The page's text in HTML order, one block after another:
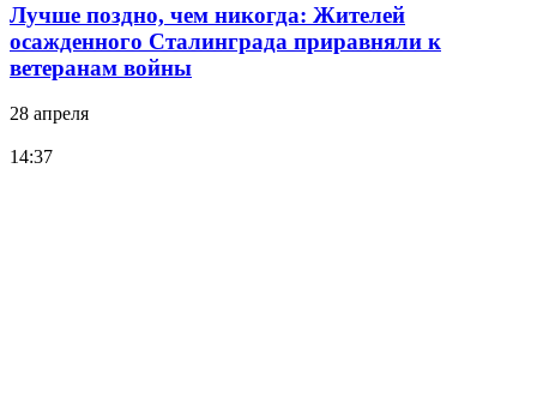
Лучше поздно, чем никогда: Жителей
осажденного Сталинграда приравняли к
ветеранам войны
28 апреля
14:37